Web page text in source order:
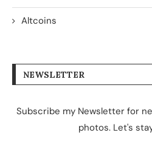
Altcoins
NEWSLETTER
Subscribe my Newsletter for
photos. Let's